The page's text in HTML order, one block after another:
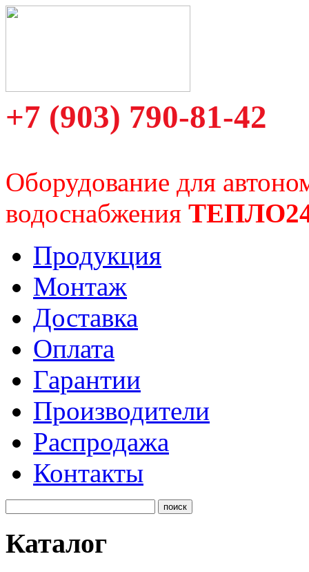
+7 (903) 790-81-42
Оборудование для
водоснабжения
Продукция
Монтаж
Доставка
Оплата
Гарантии
Производители
Распродажа
Контакты
Каталог